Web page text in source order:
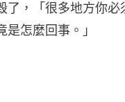
了，「很多地方你必
怎麼回事。」